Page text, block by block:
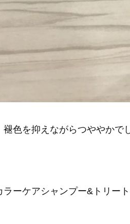
色を抑えながらつややかで
ーケアシャンプー&トリー